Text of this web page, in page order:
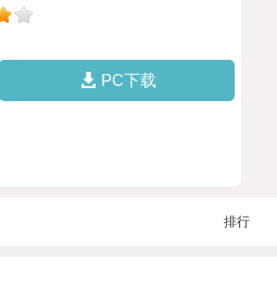
PC下载
排行